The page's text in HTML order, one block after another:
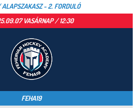
- 2. FORDULÓ
VASÁRNAP / 12:30
FEHA19